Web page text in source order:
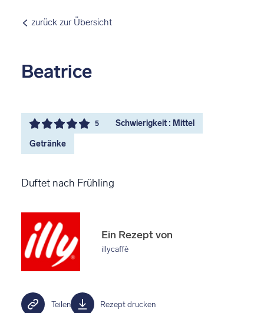
zurück zur Übersicht
Beatrice
5 Schwierigkeit : Mittel
Getränke
Duftet nach Frühling
Ein Rezept von
illycaffè
Teilen Rezept drucken